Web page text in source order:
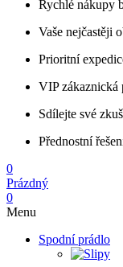
Rychlé nákupy
Vaše nejčastěji
Prioritní
VIP zákaznická
Sdílejte své
Přednostní
0
Prázdný
0
Menu
Spodní prádlo